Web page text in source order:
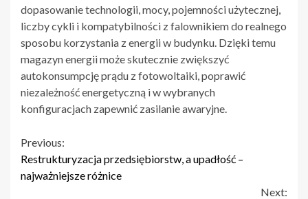
dopasowanie technologii, mocy, pojemności użytecznej,
liczby cykli i kompatybilności z falownikiem do realnego
sposobu korzystania z energii w budynku. Dzięki temu
magazyn energii może skutecznie zwiększyć
autokonsumpcję prądu z fotowoltaiki, poprawić
niezależność energetyczną i w wybranych
konfiguracjach zapewnić zasilanie awaryjne.
Continue
Reading
Previous:
Restrukturyzacja przedsiębiorstw, a upadłość –
najważniejsze różnice
Next: